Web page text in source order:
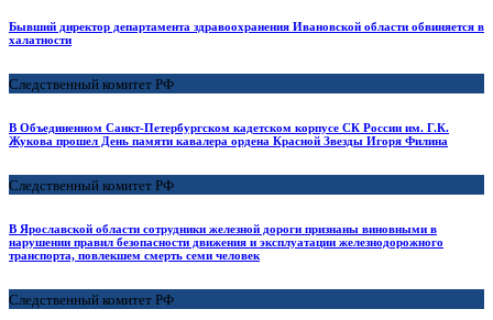
Бывший директор департамента здравоохранения Ивановской области обвиняется в
халатности
Следственный комитет РФ
В Объединенном Санкт-Петербургском кадетском корпусе СК России им. Г.К.
Жукова прошел День памяти кавалера ордена Красной Звезды Игоря Филина
Следственный комитет РФ
В Ярославской области сотрудники железной дороги признаны виновными в
нарушении правил безопасности движения и эксплуатации железнодорожного
транспорта, повлекшем смерть семи человек
Следственный комитет РФ